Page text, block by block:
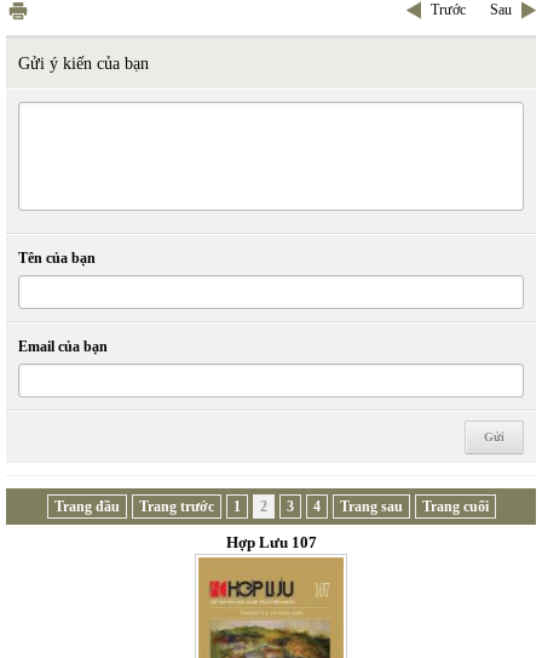
Trước Sau
Gửi ý kiến của bạn
Tên của bạn
Email của bạn
Trang đầu Trang trước 1 2 3 4 Trang sau Trang cuối
Hợp Lưu 107